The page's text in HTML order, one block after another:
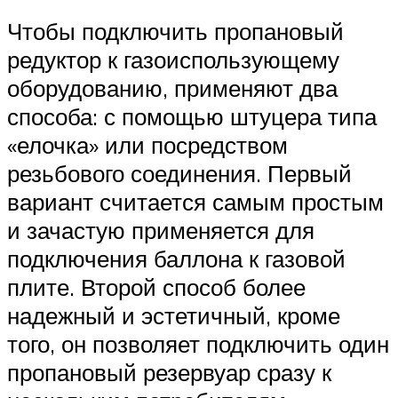
Чтобы подключить пропановый
редуктор к газоиспользующему
оборудованию, применяют два
способа: с помощью штуцера типа
«елочка» или посредством
резьбового соединения. Первый
вариант считается самым простым
и зачастую применяется для
подключения баллона к газовой
плите. Второй способ более
надежный и эстетичный, кроме
того, он позволяет подключить один
пропановый резервуар сразу к